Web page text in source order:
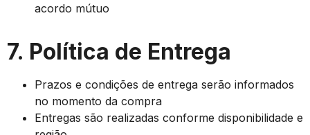
acordo mútuo
7. Política de Entrega
Prazos e condições de entrega serão informados
no momento da compra
Entregas são realizadas conforme disponibilidade e